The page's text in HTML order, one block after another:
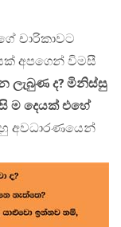
චාරිකාවට
අපගෙන් විමසී
ලැබුණ ද? මිනිස්සු
ම දෙයක් එහේ
අවධාරණයෙන්